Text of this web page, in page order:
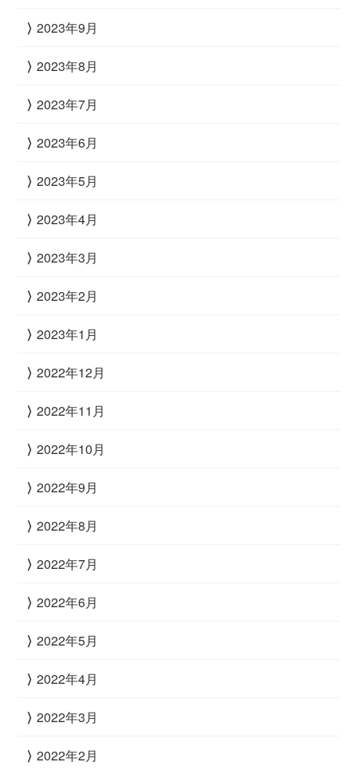
2023年9月
2023年8月
2023年7月
2023年6月
2023年5月
2023年4月
2023年3月
2023年2月
2023年1月
2022年12月
2022年11月
2022年10月
2022年9月
2022年8月
2022年7月
2022年6月
2022年5月
2022年4月
2022年3月
2022年2月